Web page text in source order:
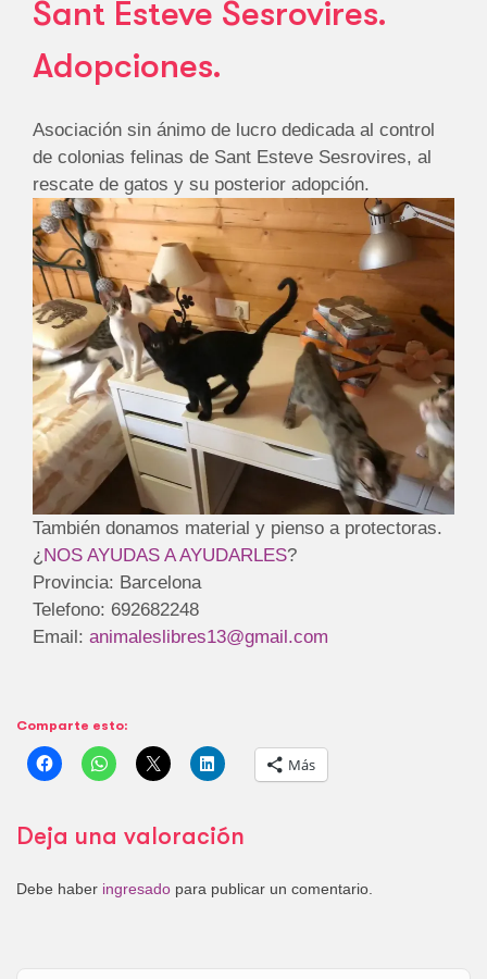
Sant Esteve Sesrovires.
Adopciones.
Asociación sin ánimo de lucro dedicada al control
de colonias felinas de Sant Esteve Sesrovires, al
rescate de gatos y su posterior adopción.
También donamos material y pienso a protectoras.
¿ NOS AYUDAS A AYUDARLES?
Provincia: Barcelona
Telefono: 692682248
Email:animaleslibres13@gmail.com
Comparte esto:
Más
Deja una valoración
Debe haber ingresado para publicar un comentario.